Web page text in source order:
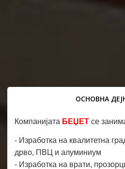
ОСНОВНА
Компанијата БЕЏЕТ се
- Изработка на квалитетна
дрво, ПВЦ и алуминиум
- Изработка на врати,